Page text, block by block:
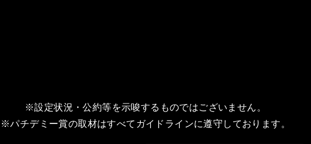
※設定状況・公約等を示唆するものではございません。
※パチデミー賞の取材はすべてガイドラインに遵守しております。